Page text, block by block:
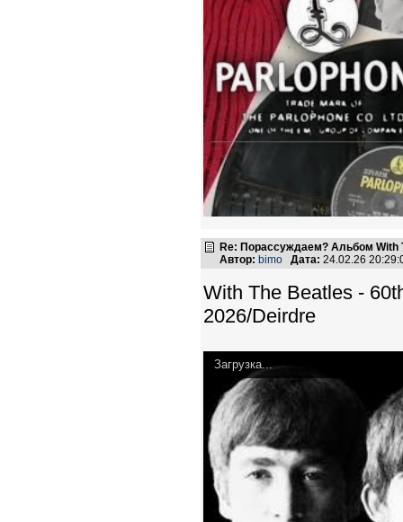
Re: Порассуждаем? Альбом With
Автор: bimo Дата: 24.02.26
With The Beatles -
2026/Deirdre
Загрузка...